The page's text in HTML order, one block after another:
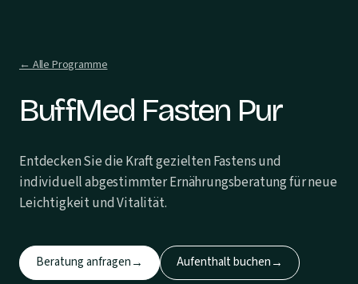
← Alle Programme
BuffMed Fasten Pur
Entdecken Sie die Kraft gezielten Fastens und
individuell abgestimmter Ernährungsberatung für neue
Leichtigkeit und Vitalität.
Beratung anfragen → Aufenthalt buchen →